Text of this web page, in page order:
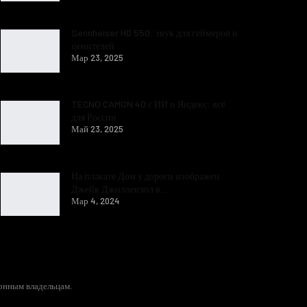
Мар 23, 2025
Май 23, 2025
Мар 4, 2024
владельцам.